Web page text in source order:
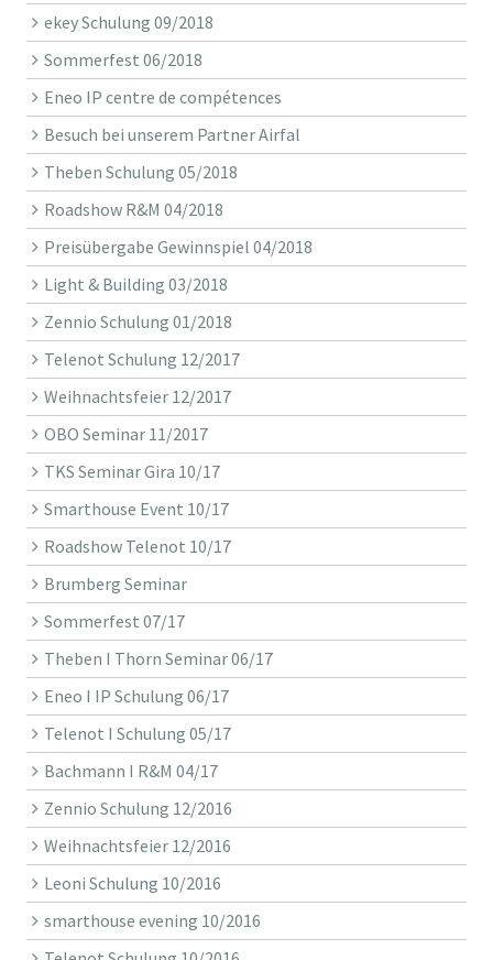
ekey Schulung 09/2018
Sommerfest 06/2018
Eneo IP centre de compétences
Besuch bei unserem Partner Airfal
Theben Schulung 05/2018
Roadshow R&M 04/2018
Preisübergabe Gewinnspiel 04/2018
Light & Building 03/2018
Zennio Schulung 01/2018
Telenot Schulung 12/2017
Weihnachtsfeier 12/2017
OBO Seminar 11/2017
TKS Seminar Gira 10/17
Smarthouse Event 10/17
Roadshow Telenot 10/17
Brumberg Seminar
Sommerfest 07/17
Theben I Thorn Seminar 06/17
Eneo I IP Schulung 06/17
Telenot I Schulung 05/17
Bachmann I R&M 04/17
Zennio Schulung 12/2016
Weihnachtsfeier 12/2016
Leoni Schulung 10/2016
smarthouse evening 10/2016